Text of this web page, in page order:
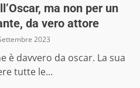
ma non per un
da vero attore
2023
è davvero da oscar. La sua
tutte le...